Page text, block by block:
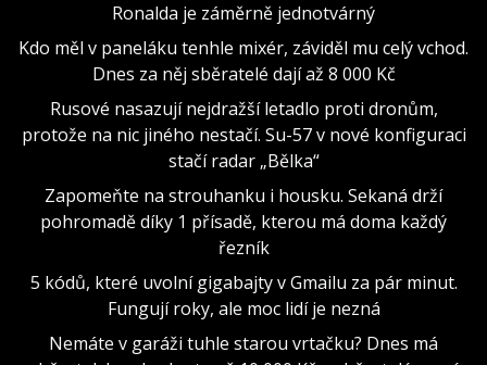
Ronalda je záměrně jednotvárný
Kdo měl v paneláku tenhle mixér, záviděl mu celý vchod.
Dnes za něj sběratelé dají až 8 000 Kč
Rusové nasazují nejdražší letadlo proti dronům,
protože na nic jiného nestačí. Su-57 v nové konfiguraci
stačí radar „Bělka“
Zapomeňte na strouhanku i housku. Sekaná drží
pohromadě díky 1 přísadě, kterou má doma každý
řezník
5 kódů, které uvolní gigabajty v Gmailu za pár minut.
Fungují roky, ale moc lidí je nezná
Nemáte v garáži tuhle starou vrtačku? Dnes má